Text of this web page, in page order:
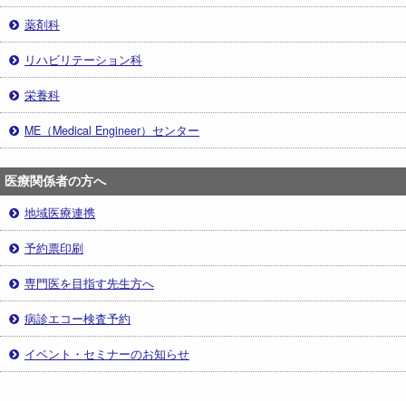
薬剤科
リハビリテーション科
栄養科
ME（Medical Engineer）センター
医療関係者の方へ
地域医療連携
予約票印刷
専門医を目指す先生方へ
病診エコー検査予約
イベント・セミナーのお知らせ